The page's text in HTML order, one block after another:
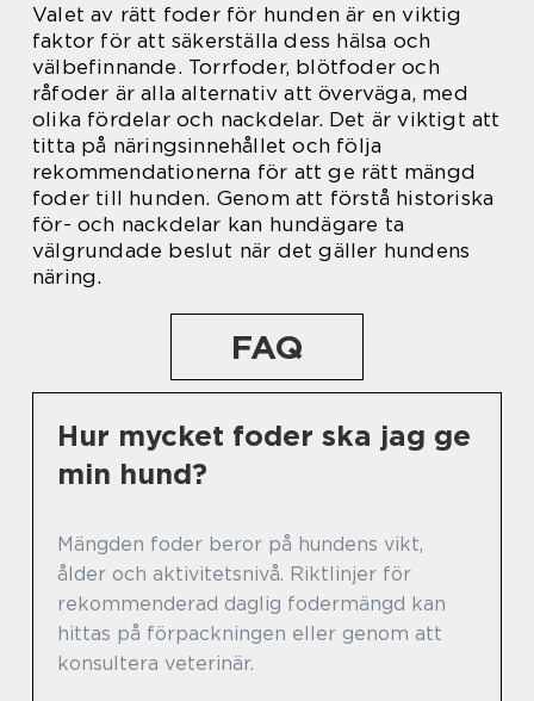
Valet av rätt foder för hunden är en viktig
faktor för att säkerställa dess hälsa och
välbefinnande. Torrfoder, blötfoder och
råfoder är alla alternativ att överväga, med
olika fördelar och nackdelar. Det är viktigt att
titta på näringsinnehållet och följa
rekommendationerna för att ge rätt mängd
foder till hunden. Genom att förstå historiska
för- och nackdelar kan hundägare ta
välgrundade beslut när det gäller hundens
näring.
FAQ
Hur mycket foder ska jag ge
min hund?
Mängden foder beror på hundens vikt,
ålder och aktivitetsnivå. Riktlinjer för
rekommenderad daglig fodermängd kan
hittas på förpackningen eller genom att
konsultera veterinär.